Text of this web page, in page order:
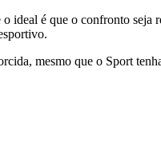
ideal é que o confronto seja
mesmo que o Sport